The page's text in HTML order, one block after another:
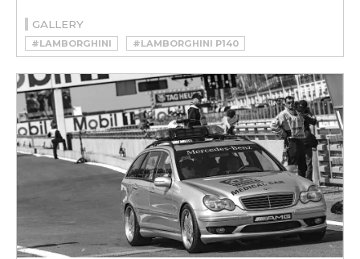
GALLERY
#LAMBORGHINI #LAMBORGHINI P140